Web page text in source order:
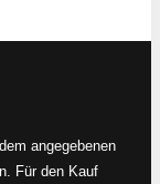
angegebenen
Für den Kauf